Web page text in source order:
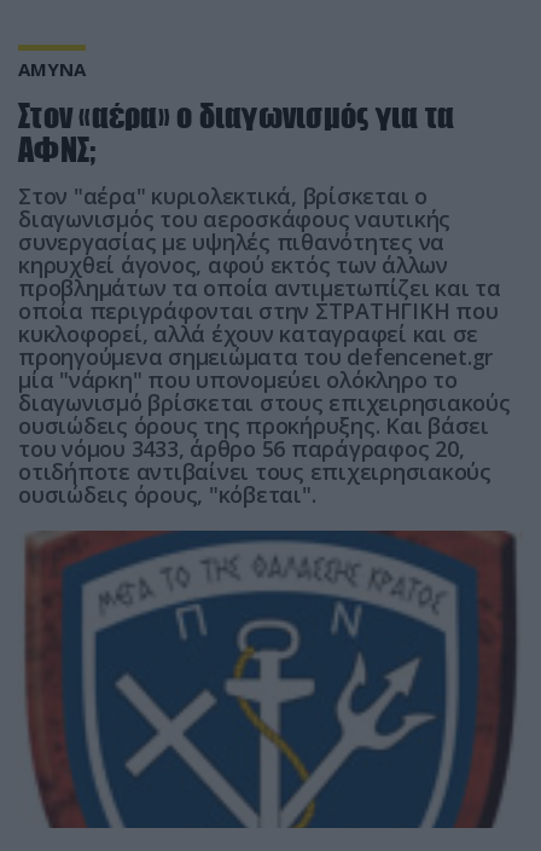
ΑΜΥΝΑ
Στον «αέρα» ο διαγωνισμός για τα
ΑΦΝΣ;
Στον "αέρα" κυριολεκτικά, βρίσκεται ο
διαγωνισμός του αεροσκάφους ναυτικής
συνεργασίας με υψηλές πιθανότητες να
κηρυχθεί άγονος, αφού εκτός των άλλων
προβλημάτων τα οποία αντιμετωπίζει και τα
οποία περιγράφονται στην ΣΤΡΑΤΗΓΙΚΗ που
κυκλοφορεί, αλλά έχουν καταγραφεί και σε
προηγούμενα σημειώματα του defencenet.gr
μία "νάρκη" που υπονομεύει ολόκληρο το
διαγωνισμό βρίσκεται στους επιχειρησιακούς
ουσιώδεις όρους της προκήρυξης. Kαι βάσει
του νόμου 3433, άρθρο 56 παράγραφος 20,
οτιδήποτε αντιβαίνει τους επιχειρησιακούς
ουσιώδεις όρους, "κόβεται".